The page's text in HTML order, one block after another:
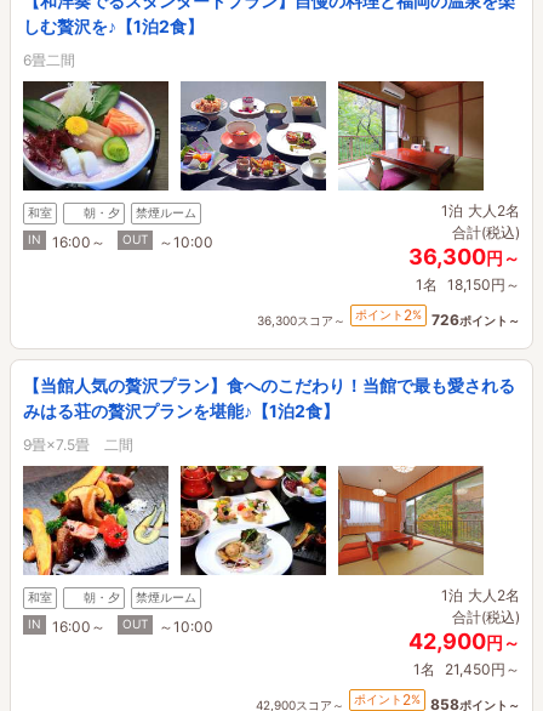
しむ贅沢を♪【1泊2食】
6畳二間
和室 朝・夕
禁煙ルーム
IN
16:00～ OUT ～10:00
1泊 大人2名
合計(税込)
36,300円～
1名 18,150円～
36,300スコア～ ポイント 2% 726ポイント～
【当館人気の贅沢プラン】食へのこだわり！当館で最も愛される
みはる荘の贅沢プランを堪能♪【1泊2食】
9畳×7.5畳 二間
和室 朝・夕
禁煙ルーム
IN
16:00～ OUT ～10:00
1泊 大人2名
合計(税込)
42,900円～
1名 21,450円～
42,900スコア～ ポイント 2% 858ポイント～